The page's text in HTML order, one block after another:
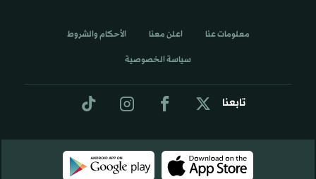
تابعنا
معلومات عنا اعلن معنا الأحكام والشروط
سياسة الخصوصية